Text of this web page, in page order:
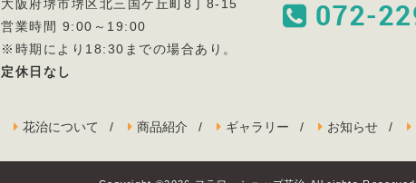
大阪府堺市堺区北三国ケ丘町8丁8-15
営業時間 9:00～19:00
※時期により18:30までの場合あり。
定休日なし
花治について 商品紹介 ギャラリー お知らせ